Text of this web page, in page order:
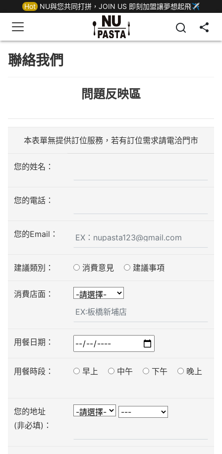
Hot NU與您共同打拼，JOIN US 即刻加盟讓夢想起飛✈
聯絡我們
問題反映區
本表單無提供訂位服務，若有訂位需求請電洽門市
您的姓名：
您的電話：
您的Email：
建議類別： 消費意見 建議事項
消費店面：
用餐日期：
用餐時段： 早上 中午 下午 晚上
您的地址
(非必填)：